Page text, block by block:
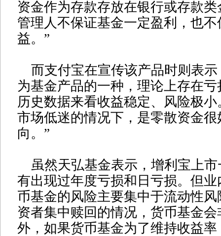
资金作为存款存放在银行或存款
管理人不保证基金一定盈利，也
益。”
而支付宝在宣传该产品时则表示
为基金产品的一种，理论上存在
历史数据来看收益稳定、风险极
市场低迷的情况下，是零散资金
向。”
虽然天弘基金表示，增利宝上市
有出现过年度亏损和日亏损。但
币基金的风险主要集中于流动性
资者集中赎回的情况，货币基金
外，如果货币基金为了维持收益